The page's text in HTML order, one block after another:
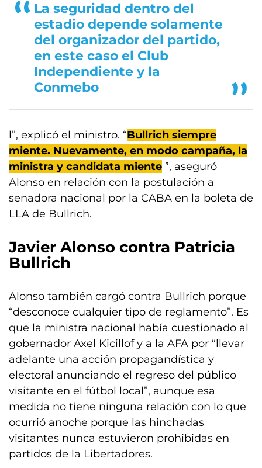
La seguridad dentro del
estadio depende solamente
del organizador del partido,
en este caso el Club
Independiente y la
Conmebo
l”, explicó el ministro. “Bullrich siempre
miente. Nuevamente, en modo campaña, la
ministra y candidata miente ”, aseguró
Alonso en relación con la postulación a
senadora nacional por la CABA en la boleta de
LLA de Bullrich.
Javier Alonso contra Patricia
Bullrich
Alonso también cargó contra Bullrich porque
“desconoce cualquier tipo de reglamento”. Es
que la ministra nacional había cuestionado al
gobernador Axel Kicillof y a la AFA por “llevar
adelante una acción propagandística y
electoral anunciando el regreso del público
visitante en el fútbol local”, aunque esa
medida no tiene ninguna relación con lo que
ocurrió anoche porque las hinchadas
visitantes nunca estuvieron prohibidas en
partidos de la Libertadores.